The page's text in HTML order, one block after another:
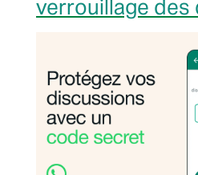
verrouillage